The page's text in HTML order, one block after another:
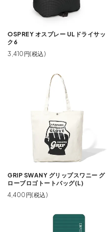
OSPREY オスプレー ULドライサッ
ク6
3,410円(税込)
GRIP SWANY グリップスワニー グ
ローブロゴトートバッグ(L)
4,400円(税込)